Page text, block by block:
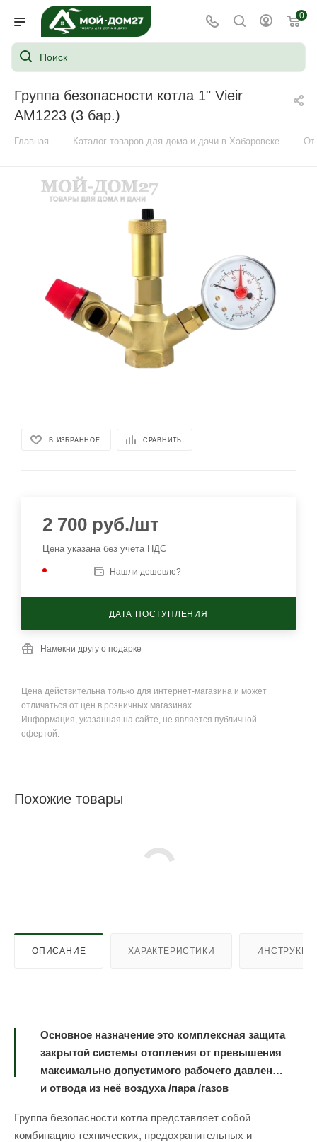
0
Группа безопасности котла 1" Vieir
AM1223 (3 бар.)
Главная — Каталог товаров для дома и дачи в Хабаровске —
В ИЗБРАННОЕ СРАВНИТЬ
2 700 руб./шт
Цена указана без учета НДС
Нашли дешевле?
ДАТА ПОСТУПЛЕНИЯ
Намекни другу о подарке
Цена действительна только для интернет-магазина и может
отличаться от цен в розничных магазинах.
Информация, указанная на сайте, не является публичной
офертой.
Похожие товары
ОПИСАНИЕ ХАРАКТЕРИСТИКИ
Основное назначение это комплексная защита
закрытой системы отопления от превышения
максимально допустимого рабочего давления
и отвода из неё воздуха /пара /газов
Группа безопасности котла представляет собой
комбинацию технических, предохранительных и